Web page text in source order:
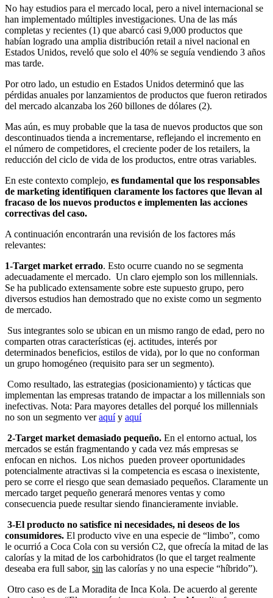
No hay estudios para el mercado local, pero a nivel internacional se
han implementado múltiples investigaciones. Una de las más
completas y recientes (1) que abarcó casi 9,000 productos que
habían logrado una amplia distribución retail a nivel nacional en
Estados Unidos, reveló que solo el 40% se seguía vendiendo 3 años
mas tarde.
Por otro lado, un estudio en Estados Unidos determinó que las
pérdidas anuales por lanzamientos de productos que fueron retirados
del mercado alcanzaba los 260 billones de dólares (2).
Mas aún, es muy probable que la tasa de nuevos productos que son
descontinuados tienda a incrementarse, reflejando el incremento en
el número de competidores, el creciente poder de los retailers, la
reducción del ciclo de vida de los productos, entre otras variables.
En este contexto complejo, es fundamental que los responsables
de marketing identifiquen claramente los factores que llevan al
fracaso de los nuevos productos e implementen las acciones
correctivas del caso.
A continuación encontrarán una revisión de los factores más
relevantes:
1-Target market errado. Esto ocurre cuando no se segmenta
adecuadamente el mercado. Un claro ejemplo son los millennials.
Se ha publicado extensamente sobre este supuesto grupo, pero
diversos estudios han demostrado que no existe como un segmento
de mercado.
Sus integrantes solo se ubican en un mismo rango de edad, pero no
comparten otras características (ej. actitudes, interés por
determinados beneficios, estilos de vida), por lo que no conforman
un grupo homogéneo (requisito para ser un segmento).
Como resultado, las estrategias (posicionamiento) y tácticas que
implementan las empresas tratando de impactar a los millennials son
inefectivas. Nota: Para mayores detalles del porqué los millennials
no son un segmento veraquíy aquí
2-Target market demasiado pequeño. En el entorno actual, los
mercados se están fragmentando y cada vez más empresas se
enfocan en nichos. Los nichos pueden proveer oportunidades
potencialmente atractivas si la competencia es escasa o inexistente,
pero se corre el riesgo que sean demasiado pequeños. Claramente un
mercado target pequeño generará menores ventas y como
consecuencia puede resultar siendo financieramente inviable.
3-El producto no satisfice ni necesidades, ni deseos de los
consumidores. El producto vive en una especie de “limbo”, como
le ocurrió a Coca Cola con su versión C2, que ofrecía la mitad de las
calorías y la mitad de los carbohidratos (lo que el target realmente
deseaba era full sabor, sin las calorías y no una especie “híbrido”).
Otro caso es de La Moradita de Inca Kola. De acuerdo al gerente